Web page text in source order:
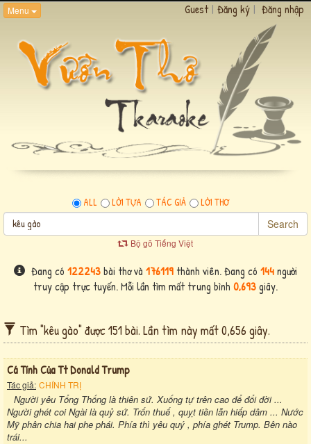
Menu Guest | Đăng ký | Đăng nhập
ALL LỜI TỰA TÁC GIẢ LỜI THƠ
Search
Bộ gõ Tiếng Việt
Đang có 122243bài thơ và 176119 thành viên. Đang có 144người
truy cập trực tuyến. Mỗi lần tìm mất trung bình 0,693giây.
Tìm "kêu gào" được 151 bài. Lần tìm này mất 0,656 giây.
Cá Tính Của Tt Donald Trump
Tác giả: CHÍNH TRỊ
Người yêu Tổng Thống là thiên sứ. Xuống tự trên cao để đổi đời ...
Người ghét coi Ngài là quỷ sứ. Trốn thuế , quỵt tiền lẫn hiếp dâm ... Nước
Mỹ phân chia hai phe phái. Phía thì yêu quý , phía ghét Trump. Bên nào
trái...